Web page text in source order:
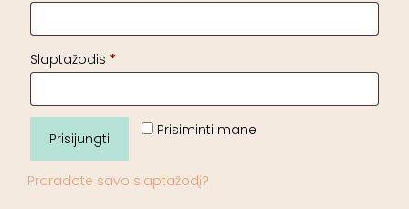
Slaptažodis *
Prisiminti mane
Prisijungti
Praradote savo slaptažodį?